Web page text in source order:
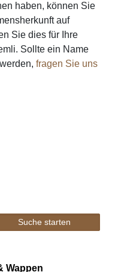
haben, können Sie
auf
Sie dies für Ihre
Sollte ein Name
fragen Sie uns
Wappen